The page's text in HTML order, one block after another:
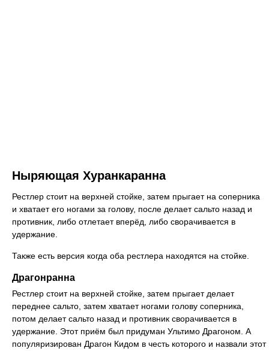
Ныряющая Хуранкаранна
Рестлер стоит на верхней стойке, затем прыгает на соперника
и хватает его ногами за голову, после делает сальто назад и
противник, либо отлетает вперёд, либо сворачивается в
удержание.
Также есть версия когда оба рестлера находятся на стойке.
Драгонранна
Рестлер стоит на верхней стойке, затем прыгает делает
переднее сальто, затем хватает ногами голову соперника,
потом делает сальто назад и противник сворачивается в
удержание. Этот приём был придуман Ультимо Драгоном. А
популяризирован Драгон Кидом в честь которого и назвали этот